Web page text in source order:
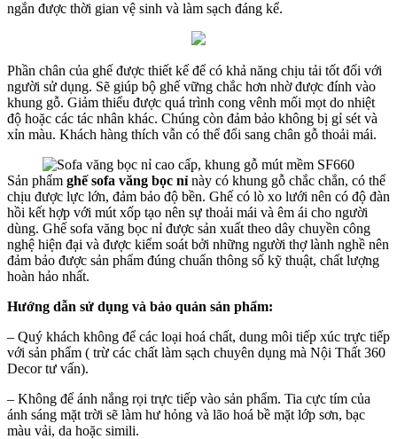
ngắn được thời gian vệ sinh và làm sạch đáng kể.
Phần chân của ghế được thiết kế để có khả năng chịu tải tốt đối với
người sử dụng. Sẽ giúp bộ ghế vững chắc hơn nhờ được đính vào
khung gỗ. Giảm thiểu được quá trình cong vênh mối mọt do nhiệt
độ hoặc các tác nhân khác. Chúng còn đảm bảo không bị gỉ sét và
xỉn màu. Khách hàng thích vẫn có thể đổi sang chân gỗ thoải mái.
Sản phẩm ghế sofa văng bọc nỉ này có khung gỗ chắc chắn, có thể
chịu được lực lớn, đảm bảo độ bền. Ghế có lò xo lưới nên có độ đàn
hồi kết hợp với mút xốp tạo nên sự thoải mái và êm ái cho người
dùng. Ghế sofa văng bọc nỉ được sản xuất theo dây chuyền công
nghệ hiện đại và được kiểm soát bởi những người thợ lành nghề nên
đảm bảo được sản phẩm đúng chuẩn thông số kỹ thuật, chất lượng
hoàn hảo nhất.
Hướng dẫn sử dụng và bảo quản sản phẩm:
– Quý khách không để các loại hoá chất, dung môi tiếp xúc trực tiếp
với sản phẩm ( trừ các chất làm sạch chuyên dụng mà Nội Thất 360
Decor tư vấn).
– Không để ánh nắng rọi trực tiếp vào sản phẩm. Tia cực tím của
ánh sáng mặt trời sẽ làm hư hỏng và lão hoá bề mặt lớp sơn, bạc
màu vải, da hoặc simili.